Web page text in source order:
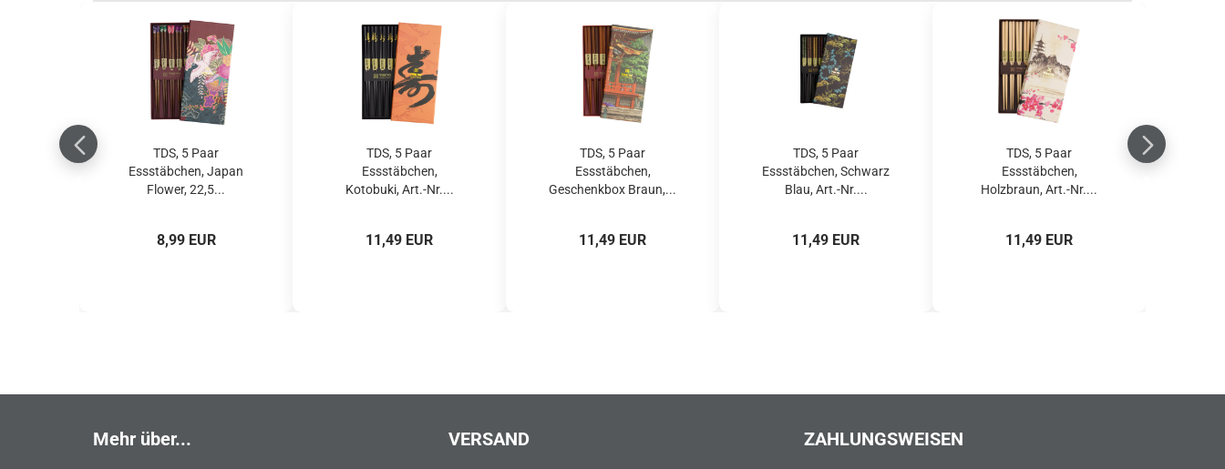
TDS, 5 Paar
Essstäbchen, Japan
Flower, 22,5...
8,99 EUR
TDS, 5 Paar
Essstäbchen,
Kotobuki, Art.-Nr....
11,49 EUR
TDS, 5 Paar
Essstäbchen,
Geschenkbox Braun,...
11,49 EUR
TDS, 5 Paar
Essstäbchen, Schwarz
Blau, Art.-Nr....
11,49 EUR
TDS, 5 Paar
Essstäbchen,
Holzbraun, Art.-Nr....
11,49 EUR
Mehr über... VERSAND ZAHLUNGSWEISEN